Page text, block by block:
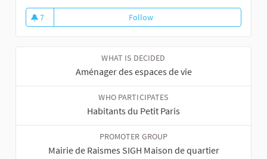
7
7 followers
FollowAménageons les espaces verts
WHAT IS DECIDED
Aménager des espaces de vie
WHO PARTICIPATES
Habitants du Petit Paris
PROMOTER GROUP
Mairie de Raismes SIGH Maison de quartier